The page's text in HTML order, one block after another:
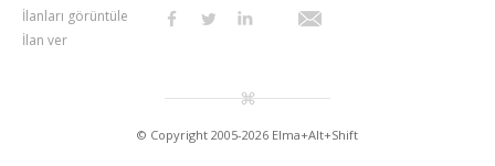
İlanları görüntüle
İlan ver
© Copyright 2005-2026 Elma+Alt+Shift